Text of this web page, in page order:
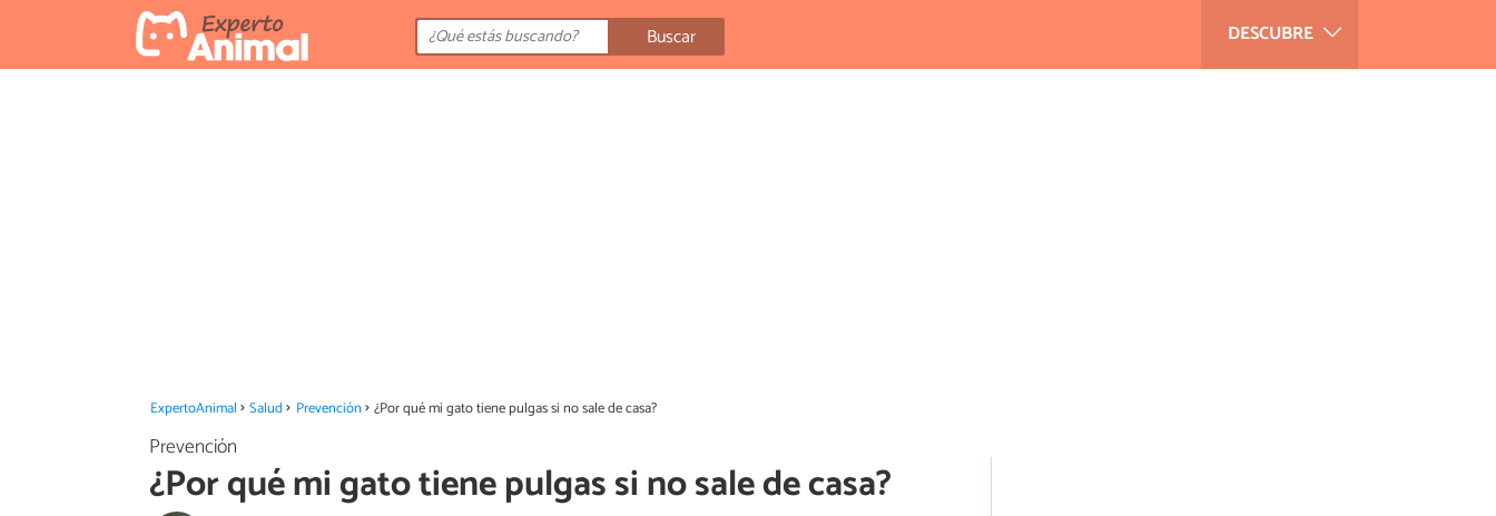
DESCUBRE
Buscar
ExpertoAnimal Salud Prevención ¿Por qué mi gato tiene pulgas si no sale de casa?
Prevención
¿Por qué mi gato tiene pulgas si no sale de casa?